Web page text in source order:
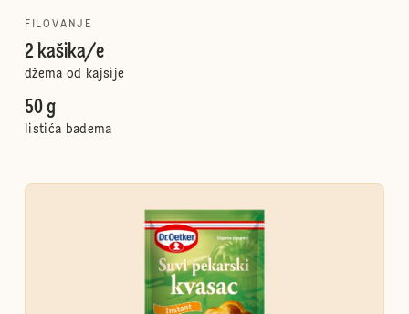
FILOVANJE
2 kašika/e
džema od kajsije
50 g
listića badema